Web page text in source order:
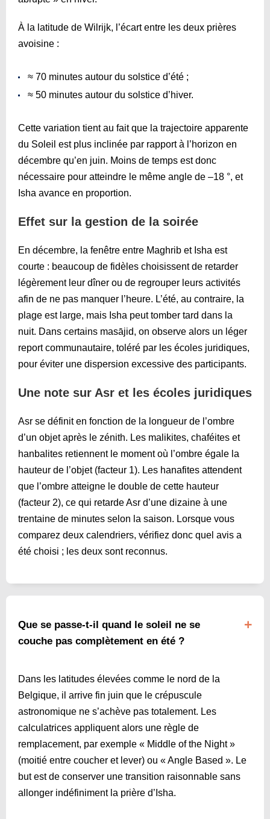
À la latitude de Wilrijk, l’écart entre les deux prières
avoisine :
≈ 70 minutes autour du solstice d’été ;
≈ 50 minutes autour du solstice d’hiver.
Cette variation tient au fait que la trajectoire apparente
du Soleil est plus inclinée par rapport à l’horizon en
décembre qu’en juin. Moins de temps est donc
nécessaire pour atteindre le même angle de –18 °, et
Isha avance en proportion.
Effet sur la gestion de la soirée
En décembre, la fenêtre entre Maghrib et Isha est
courte : beaucoup de fidèles choisissent de retarder
légèrement leur dîner ou de regrouper leurs activités
afin de ne pas manquer l’heure. L’été, au contraire, la
plage est large, mais Isha peut tomber tard dans la
nuit. Dans certains masājid, on observe alors un léger
report communautaire, toléré par les écoles juridiques,
pour éviter une dispersion excessive des participants.
Une note sur Asr et les écoles juridiques
Asr se définit en fonction de la longueur de l’ombre
d’un objet après le zénith. Les malikites, chaféites et
hanbalites retiennent le moment où l’ombre égale la
hauteur de l’objet (facteur 1). Les hanafites attendent
que l’ombre atteigne le double de cette hauteur
(facteur 2), ce qui retarde Asr d’une dizaine à une
trentaine de minutes selon la saison. Lorsque vous
comparez deux calendriers, vérifiez donc quel avis a
été choisi ; les deux sont reconnus.
Que se passe-t-il quand le soleil ne se
couche pas complètement en été ?
Dans les latitudes élevées comme le nord de la
Belgique, il arrive fin juin que le crépuscule
astronomique ne s’achève pas totalement. Les
calculatrices appliquent alors une règle de
remplacement, par exemple « Middle of the Night »
(moitié entre coucher et lever) ou « Angle Based ». Le
but est de conserver une transition raisonnable sans
allonger indéfiniment la prière d’Isha.